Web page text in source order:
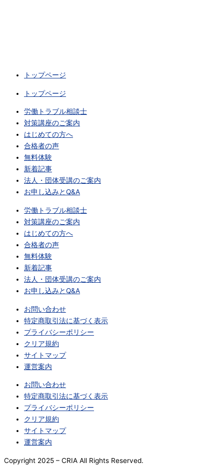
トップページ
トップページ
労働トラブル相談士
対策講座のご案内
はじめての方へ
合格者の声
無料体験
新着記事
法人・団体受講のご案内
お申し込みとQ&A
労働トラブル相談士
対策講座のご案内
はじめての方へ
合格者の声
無料体験
新着記事
法人・団体受講のご案内
お申し込みとQ&A
お問い合わせ
特定商取引法に基づく表示
プライバシーポリシー
クリア規約
サイトマップ
運営案内
お問い合わせ
特定商取引法に基づく表示
プライバシーポリシー
クリア規約
サイトマップ
運営案内
Copyright 2025 – CRIA All Rights Reserved.